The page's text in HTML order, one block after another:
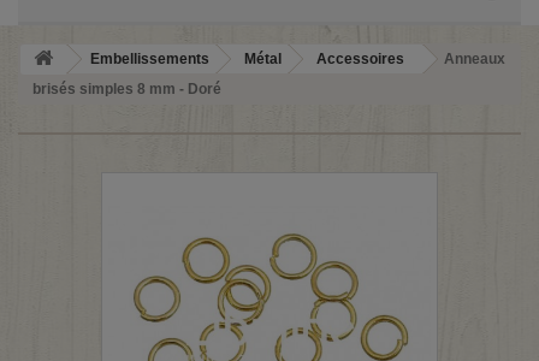
Embellissements Métal Accessoires
Anneaux
brisés simples 8 mm - Doré